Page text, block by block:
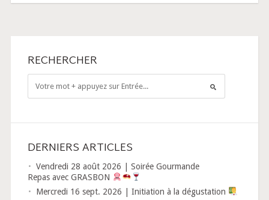
RECHERCHER
DERNIERS ARTICLES
Vendredi 28 août 2026 | Soirée Gourmande
Repas avec GRASBON
Mercredi 16 sept. 2026 | Initiation à la dégustation